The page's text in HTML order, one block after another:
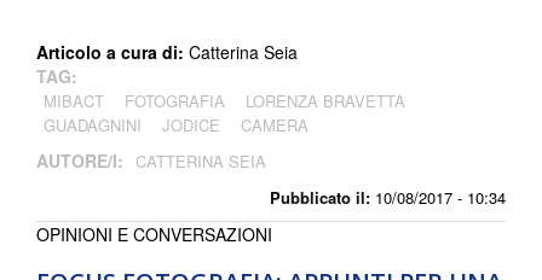
Pubblicato il: 10/08/2017 - 10:34
Articolo a cura di: Catterina Seia
TAG:
MIBACT FOTOGRAFIA
LORENZA BRAVETTA
GUADAGNINI
JODICE CAMERA
AUTORE/I: CATTERINA SEIA
OPINIONI E CONVERSAZIONI